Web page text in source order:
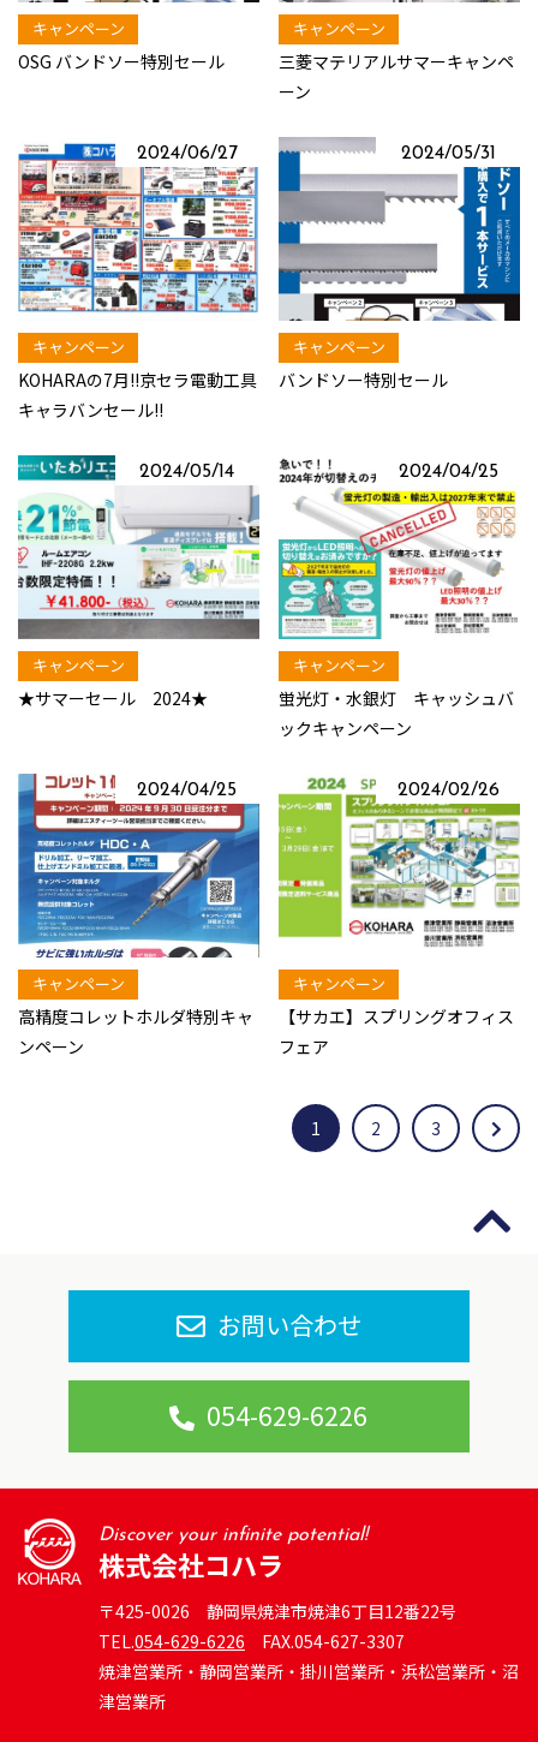
キャンペーン
OSG バンドソー特別セール
キャンペーン
三菱マテリアルサマーキャンペ
ーン
2024/06/27
キャンペーン
KOHARAの7月!!京セラ電動工具
キャラバンセール!!
2024/05/31
キャンペーン
バンドソー特別セール
2024/05/14
キャンペーン
★サマーセール 2024★
2024/04/25
キャンペーン
蛍光灯・水銀灯 キャッシュバ
ックキャンペーン
2024/04/25
キャンペーン
高精度コレットホルダ特別キャ
ンペーン
2024/02/26
キャンペーン
【サカエ】スプリングオフィス
フェア
1 2 3
お問い合わせ
054-629-6226
Discover your infinite potential!
株式会社コハラ
〒425-0026 静岡県焼津市焼津6丁目12番22号
TEL.054-629-6226 FAX.054-627-3307
焼津営業所・静岡営業所・掛川営業所・浜松営業所・沼
津営業所